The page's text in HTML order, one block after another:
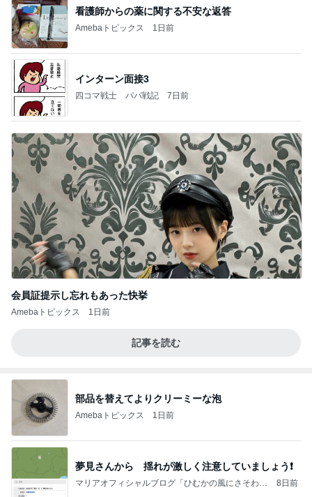
看護師からの薬に関する不安な返答
Amebaトピックス 1日前
インターン面接3
四コマ戦士 パパ戦記 7日前
会員証提示し忘れもあった快挙
Amebaトピックス 1日前
記事を読む
部品を替えてよりクリーミーな泡
Amebaトピックス 1日前
夢見さんから 揺れが激しく注意していましょう❗️
マリアオフィシャルブログ「ひむかの風にさそわれ
8日前